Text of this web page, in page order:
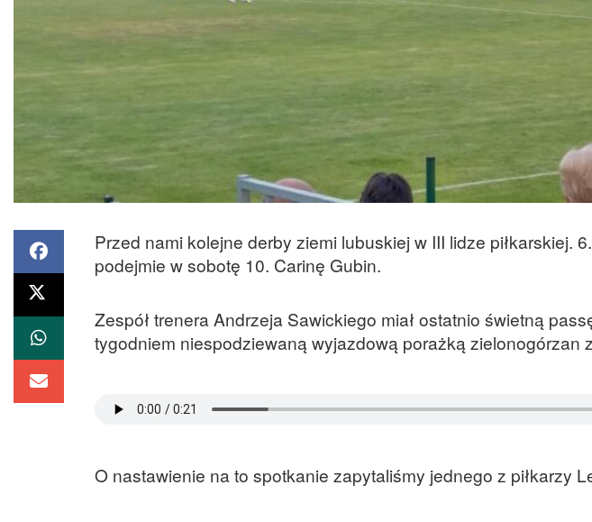
Przed nami kolejne derby ziemi lubuskiej w III lidze piłkarskiej.
podejmie w sobotę 10. Carinę Gubin.
Zespół trenera Andrzeja Sawickiego miał ostatnio świetną
tygodniem niespodziewaną wyjazdową porażką zielonogórzan
O nastawienie na to spotkanie zapytaliśmy jednego z piłkarzy